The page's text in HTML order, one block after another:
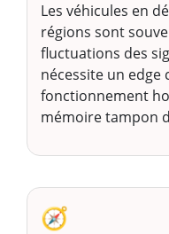
Les véhicules en
régions sont
fluctuations des
nécessite un
fonctionnement
mémoire tampon
🧭